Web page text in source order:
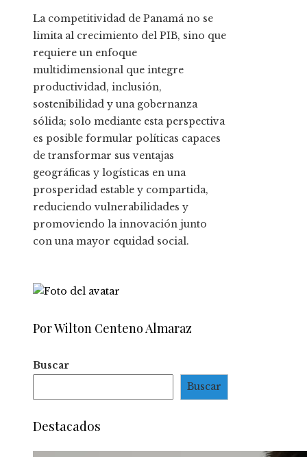
La competitividad de Panamá no se
limita al crecimiento del PIB, sino que
requiere un enfoque
multidimensional que integre
productividad, inclusión,
sostenibilidad y una gobernanza
sólida; solo mediante esta perspectiva
es posible formular políticas capaces
de transformar sus ventajas
geográficas y logísticas en una
prosperidad estable y compartida,
reduciendo vulnerabilidades y
promoviendo la innovación junto
con una mayor equidad social.
Por Wilton Centeno Almaraz
Buscar
Buscar
Destacados